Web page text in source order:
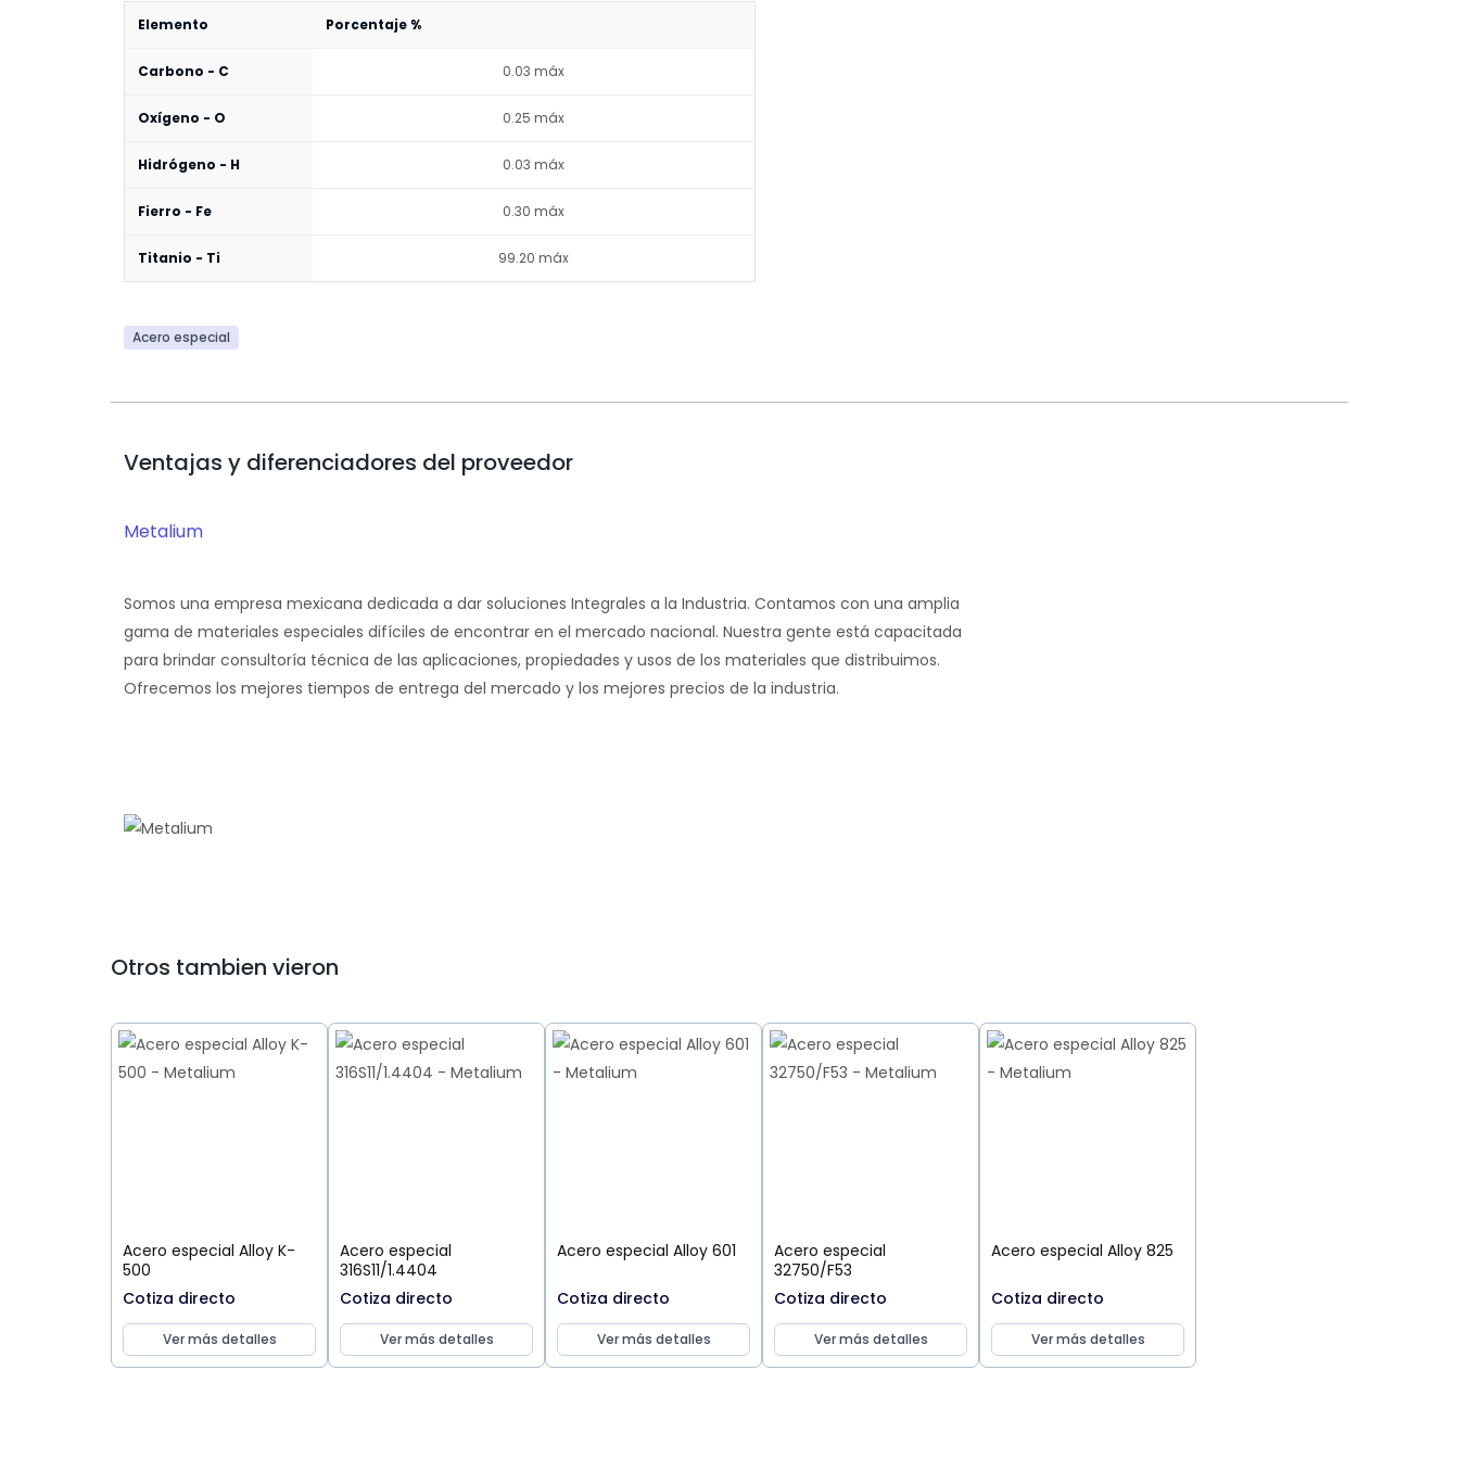
Elemento Porcentaje %
Carbono - C 0.03 máx
Oxígeno - O 0.25 máx
Hidrógeno - H 0.03 máx
Fierro - Fe 0.30 máx
Titanio - Ti 99.20 máx
Acero especial
Ventajas y diferenciadores del proveedor
Metalium
Somos una empresa mexicana dedicada a dar soluciones Integrales a la Industria. Contamos con una amplia
gama de materiales especiales difíciles de encontrar en el mercado nacional. Nuestra gente está capacitada
para brindar consultoría técnica de las aplicaciones, propiedades y usos de los materiales que distribuimos.
Ofrecemos los mejores tiempos de entrega del mercado y los mejores precios de la industria.
Otros tambien vieron
Acero especial Alloy K-
500
Cotiza directo
Ver más detalles
Acero especial
316S11/1.4404
Cotiza directo
Ver más detalles
Acero especial Alloy 601
Cotiza directo
Ver más detalles
Acero especial
32750/F53
Cotiza directo
Ver más detalles
Acero especial Alloy 825
Cotiza directo
Ver más detalles